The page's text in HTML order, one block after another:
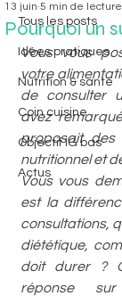
Tous les posts
Idées pratiques
Nutrition & santé
Coin cuisine
Objectif IG bas
Actus
Pourquoi un
13 juin 5 min de lecture
Vous vous
votre
de consulter
avez
proposait des
nutritionnel et
Vous vous
est la
consultations,
diététique,
doit durer ?
réponse